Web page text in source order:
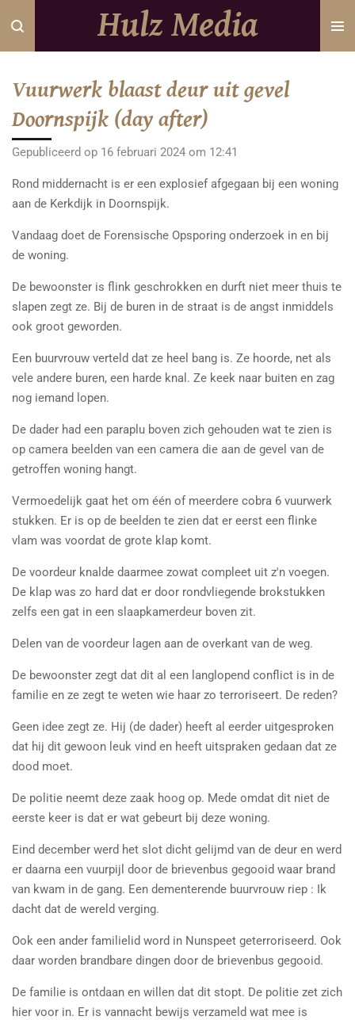
Ga
direct
hoofdinhoud
Hulz Media
Vuurwerk blaast deur uit gevel
Doornspijk (day after)
Gepubliceerd op 16 februari 2024 om 12:41
Rond middernacht is er een explosief afgegaan bij een woning
aan de Kerkdijk in Doornspijk.
Vandaag doet de Forensische Opsporing onderzoek in en bij
de woning.
De bewoonster is flink geschrokken en durft niet meer thuis te
slapen zegt ze. Bij de buren in de straat is de angst inmiddels
ook groot geworden.
Een buurvrouw verteld dat ze heel bang is. Ze hoorde, net als
vele andere buren, een harde knal. Ze keek naar buiten en zag
nog iemand lopen.
De dader had een paraplu boven zich gehouden wat te zien is
op camera beelden van een camera die aan de gevel van de
getroffen woning hangt.
Vermoedelijk gaat het om één of meerdere cobra 6 vuurwerk
stukken. Er is op de beelden te zien dat er eerst een flinke
vlam was voordat de grote klap komt.
De voordeur knalde daarmee zowat compleet uit z'n voegen.
De klap was zo hard dat er door rondvliegende brokstukken
zelfs een gat in een slaapkamerdeur boven zit.
Delen van de voordeur lagen aan de overkant van de weg.
De bewoonster zegt dat dit al een langlopend conflict is in de
familie en ze zegt te weten wie haar zo terroriseert. De reden?
Geen idee zegt ze. Hij (de dader) heeft al eerder uitgesproken
dat hij dit gewoon leuk vind en heeft uitspraken gedaan dat ze
dood moet.
De politie neemt deze zaak hoog op. Mede omdat dit niet de
eerste keer is dat er wat gebeurt bij deze woning.
Eind december werd het slot dicht gelijmd van de deur en werd
er daarna een vuurpijl door de brievenbus gegooid waar brand
van kwam in de gang. Een dementerende buurvrouw riep : Ik
dacht dat de wereld verging.
Ook een ander familielid word in Nunspeet geterroriseerd. Ook
daar worden brandbare dingen door de brievenbus gegooid.
De familie is ontdaan en willen dat dit stopt. De politie zet zich
hier voor in. Er is vannacht bewijs verzameld wat mee is